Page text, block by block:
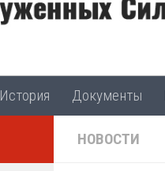
История Документы
НОВОСТИ